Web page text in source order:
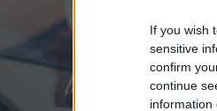
If you wish
sensitive
confirm
continue
information